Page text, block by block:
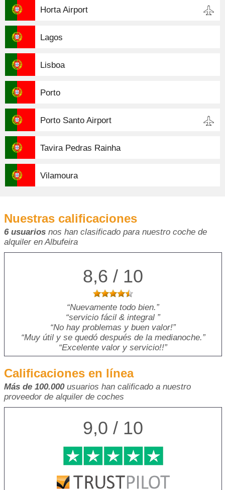
Horta Airport
Lagos
Lisboa
Porto
Porto Santo Airport
Tavira Pedras Rainha
Vilamoura
Nuestras calificaciones
6 usuarios nos han clasificado para nuestro coche de
alquiler en Albufeira
8,6 / 10
Nuevamente todo bien.
servicio fácil & integral
No hay problemas y buen valor!
Muy útil y se quedó después de la medianoche.
Excelente valor y servicio!!
Calificaciones en línea
Más de 100.000usuarios han calificado a nuestro
proveedor de alquiler de coches
9,0 / 10